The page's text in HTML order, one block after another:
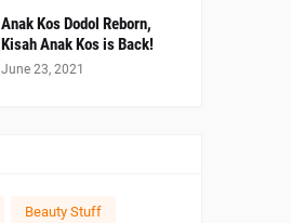
Anak Kos Dodol Reborn,
Kisah Anak Kos is Back!
June 23, 2021
Beauty Stuff